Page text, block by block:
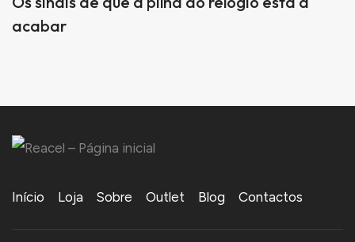
acabar
Início Loja Sobre Outlet Blog Contactos